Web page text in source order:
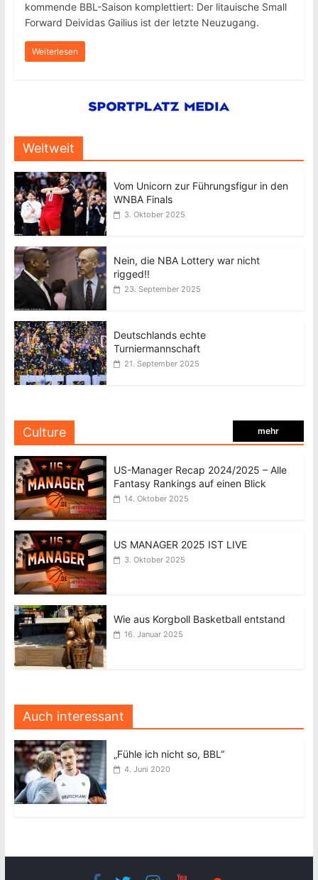
kommende BBL-Saison komplettiert: Der litauische Small
Forward Deividas Gailius ist der letzte Neuzugang.
Weiterlesen
Weltweit
Vom Unicorn zur Führungsfigur in den
WNBA Finals
3. Oktober 2025
Nein, die NBA Lottery war nicht
rigged!!
23. September 2025
Deutschlands echte
Turniermannschaft
21. September 2025
Culture mehr
US-Manager Recap 2024/2025 – Alle
Fantasy Rankings auf einen Blick
14. Oktober 2025
US MANAGER 2025 IST LIVE
3. Oktober 2025
Wie aus Korgboll Basketball entstand
16. Januar 2025
Auch interessant
„Fühle ich nicht so, BBL“
4. Juni 2020